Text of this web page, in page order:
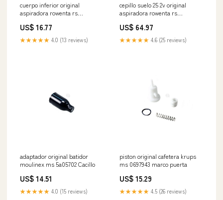
cuerpo inferior original
aspiradora rowenta rs
US$ 16.77
★★★★★ 4.0 (13 reviews)
cepillo suelo 25 2v original
aspiradora rowenta rs
afeitadora
US$ 64.97
★★★★★ 4.6 (25 reviews)
adaptador original batidor
moulinex ms 5a05702 Cacillo
US$ 14.51
★★★★★ 4.0 (15 reviews)
piston original cafetera krups
ms 0697943 marco puerta
US$ 15.29
★★★★★ 4.5 (26 reviews)